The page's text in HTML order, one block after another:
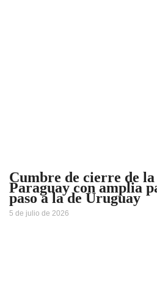
Cumbre de cierre de
Paraguay con amplia
paso a la de Uruguay
5 de julio de 2026